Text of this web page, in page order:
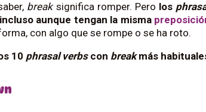
breaksignifica romper. Pero los
aunque tengan la misma
con algo que se rompe o se ha roto.
10 phrasal verbscon breakmás